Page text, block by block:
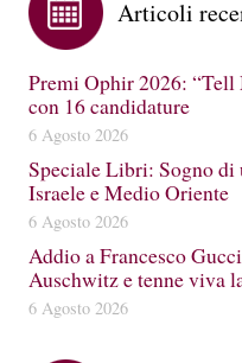
Articoli
Premi Ophir 2026: “Tell
con 16 candidature
6 Agosto 2026
Speciale Libri: Sogno
Israele e Medio Oriente
6 Agosto 2026
Addio a Francesco
Auschwitz e tenne viva
6 Agosto 2026